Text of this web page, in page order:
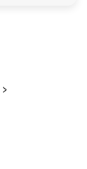
>